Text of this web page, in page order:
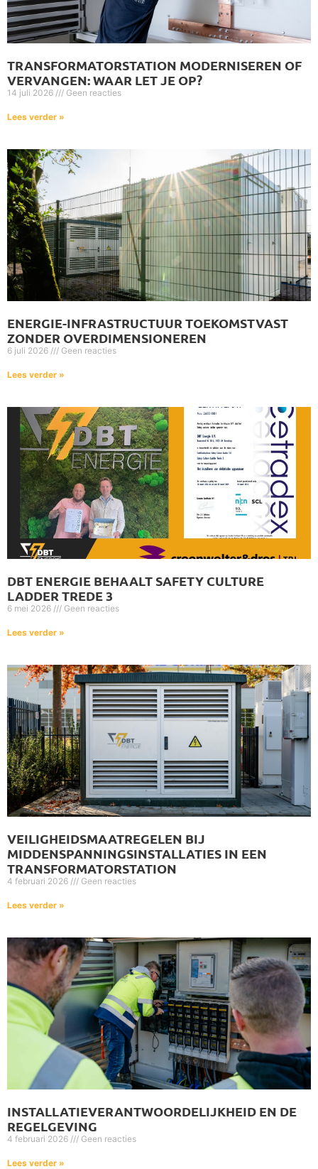
TRANSFORMATORSTATION MODERNISEREN OF
VERVANGEN: WAAR LET JE OP?
14 juli 2026 Geen reacties
Lees verder »
ENERGIE-INFRASTRUCTUUR TOEKOMSTVAST
ZONDER OVERDIMENSIONEREN
6 juli 2026 Geen reacties
Lees verder »
DBT ENERGIE BEHAALT SAFETY CULTURE
LADDER TREDE 3
6 mei 2026 Geen reacties
Lees verder »
VEILIGHEIDSMAATREGELEN BIJ
MIDDENSPANNINGSINSTALLATIES IN EEN
TRANSFORMATORSTATION
4 februari 2026 Geen reacties
Lees verder »
INSTALLATIEVERANTWOORDELIJKHEID EN DE
REGELGEVING
4 februari 2026 Geen reacties
Lees verder »